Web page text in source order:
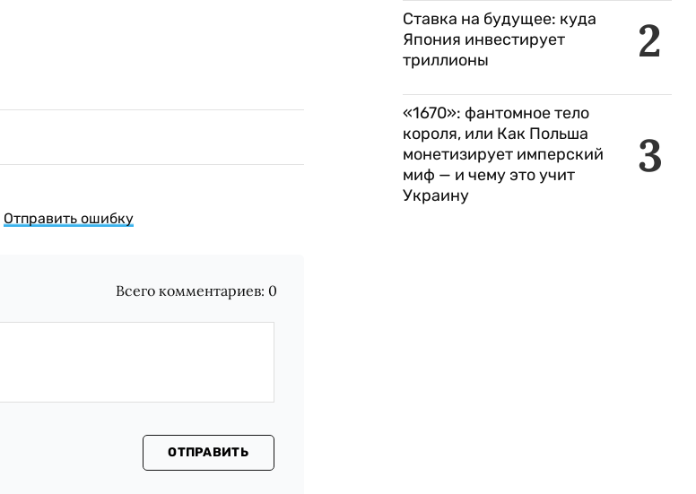
Отправить ошибку
Всего комментариев: 0
ОТПРАВИТЬ
2
Ставка на будущее: куда
Япония инвестирует
триллионы
3
«1670»: фантомное тело
короля, или Как Польша
монетизирует имперский
миф — и чему это учит
Украину